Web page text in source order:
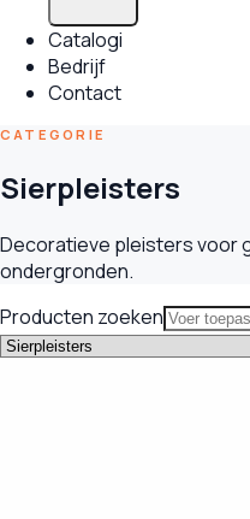
Catalogi
Bedrijf
Contact
CATEGORIE
Sierpleisters
Decoratieve pleisters voor
ondergronden.
Producten zoeken